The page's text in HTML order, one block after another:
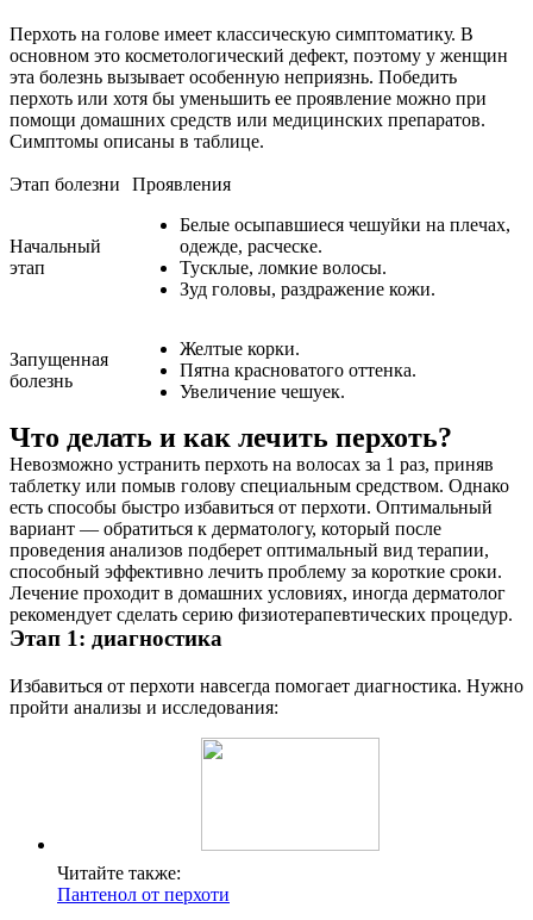
Перхоть на голове имеет классическую симптоматику. В
основном это косметологический дефект, поэтому у женщин
эта болезнь вызывает особенную неприязнь. Победить
перхоть или хотя бы уменьшить ее проявление можно при
помощи домашних средств или медицинских препаратов.
Симптомы описаны в таблице.
Этап болезни Проявления
Начальный
этап
Белые осыпавшиеся чешуйки на плечах,
одежде, расческе.
Тусклые, ломкие волосы.
Зуд головы, раздражение кожи.
Запущенная
болезнь
Желтые корки.
Пятна красноватого оттенка.
Увеличение чешуек.
Что делать и как лечить перхоть?
Невозможно устранить перхоть на волосах за 1 раз, приняв
таблетку или помыв голову специальным средством. Однако
есть способы быстро избавиться от перхоти. Оптимальный
вариант — обратиться к дерматологу, который после
проведения анализов подберет оптимальный вид терапии,
способный эффективно лечить проблему за короткие сроки.
Лечение проходит в домашних условиях, иногда дерматолог
рекомендует сделать серию физиотерапевтических процедур.
Этап 1: диагностика
Избавиться от перхоти навсегда помогает диагностика. Нужно
пройти анализы и исследования:
Читайте также:
Пантенол от перхоти